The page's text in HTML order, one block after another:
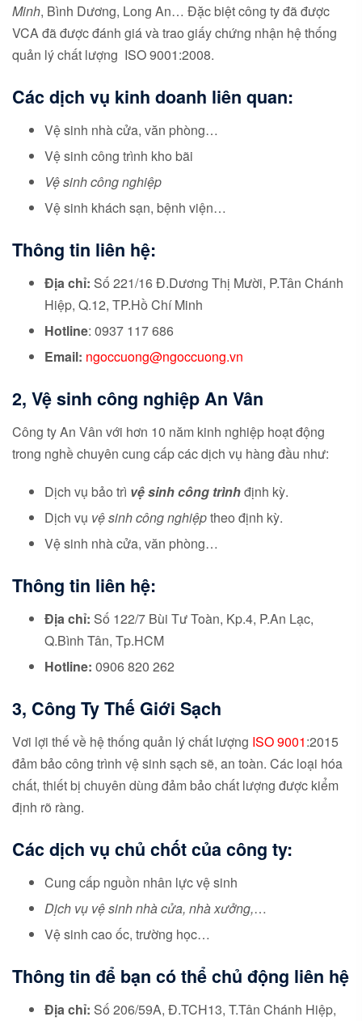
Minh, Bình Dương, Long An… Đặc biệt công ty đã được
VCA đã được đánh giá và trao giấy chứng nhận hệ thống
quản lý chất lượng ISO 9001:2008.
Các dịch vụ kinh doanh liên quan:
Vệ sinh nhà cửa, văn phòng…
Vệ sinh công trình kho bãi
Vệ sinh công nghiệp
Vệ sinh khách sạn, bệnh viện…
Thông tin liên hệ:
Địa chỉ: Số 221/16 Đ.Dương Thị Mười, P.Tân Chánh
Hiệp, Q.12, TP.Hồ Chí Minh
Hotline: 0937 117 686
Email: ngoccuong@ngoccuong.vn
2, Vệ sinh công nghiệp An Vân
Công ty An Vân với hơn 10 năm kinh nghiệp hoạt động
trong nghề chuyên cung cấp các dịch vụ hàng đầu như:
Dịch vụ bảo trì vệ sinh công trìnhđịnh kỳ.
Dịch vụ vệ sinh công nghiệptheo định kỳ.
Vệ sinh nhà cửa, văn phòng…
Thông tin liên hệ:
Địa chỉ: Số 122/7 Bùi Tư Toàn, Kp.4, P.An Lạc,
Q.Bình Tân, Tp.HCM
Hotline: 0906 820 262
3, Công Ty Thế Giới Sạch
Vơi lợi thế về hệ thống quản lý chất lượng ISO 9001:2015
đảm bảo công trình vệ sinh sạch sẽ, an toàn. Các loại hóa
chất, thiết bị chuyên dùng đảm bảo chất lượng được kiểm
định rõ ràng.
Các dịch vụ chủ chốt của công ty:
Cung cấp nguồn nhân lực vệ sinh
Dịch vụ vệ sinh nhà cửa, nhà xưởng,…
Vệ sinh cao ốc, trường học…
Thông tin để bạn có thể chủ động liên hệ
Địa chỉ: Số 206/59A, Đ.TCH13, T.Tân Chánh Hiệp,